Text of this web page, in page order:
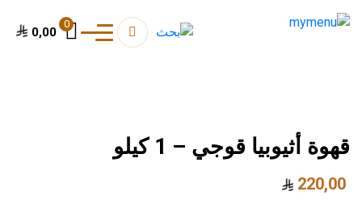
0,00
0
قهوة أثيوبيا قوجي – 1 كيلو
220,00